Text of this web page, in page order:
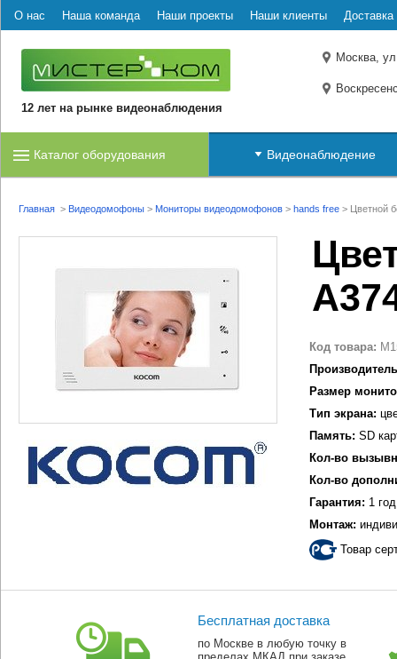
О нас Наша команда Наши проекты Наши клиенты Доставка
12 лет на рынке видеонаблюдения
Москва,
Каталог оборудования Видеонаблюдение
Главная > Видеодомофоны > Мониторы видеодомофонов > hands free > Цветной
Код товара:
Размер
Тип экрана:
Память: SD
Кол-во
Кол-во
Гарантия: 1 год
Монтаж:
Товар
Бесплатная доставка
по Москве в любую точку в